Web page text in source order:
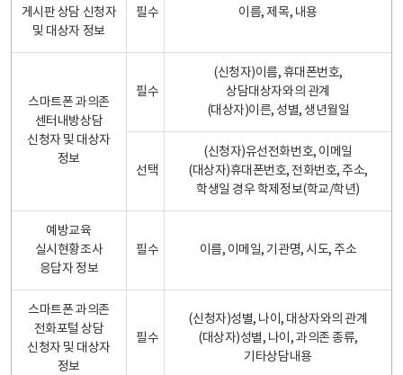
게시판 상담 신청자
및 대상자 정보
필수 이름, 제목, 내용
스마트폰 과의존
센터내방상담
신청자 및 대상자
정보
필수
(신청자)이름, 휴대폰번호,
상담대상자와의 관계
(대상자)이른, 성별, 생년월일
선택
(신청자)유선전화번호, 이메일
(대상자)휴대폰번호, 전화번호, 주소,
학생일 경우 학제정보(학교/학년)
예방교육
실시현황조사
응답자 정보
필수 이름, 이메일, 기관명, 시도, 주소
스마트폰 과의존
전화포털 상담
신청자 및 대상자
정보
필수
(신청자)성별, 나이, 대상자와의 관계
(대상자)성별, 나이, 과의존 종류,
기타상담내용